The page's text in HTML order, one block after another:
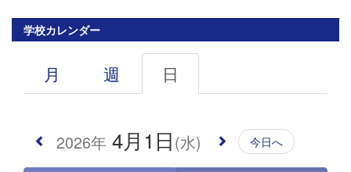
学校カレンダー
月 週 日
2026年 4月1日(水) 今日へ
03:00
06:00